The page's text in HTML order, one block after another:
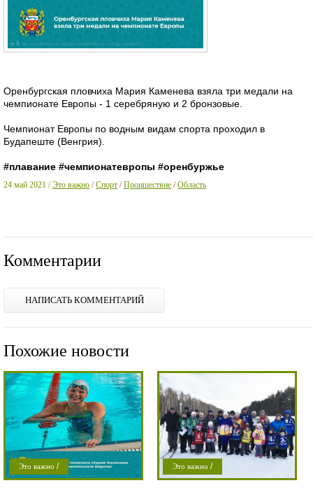
Оренбургская пловчиха Мария Каменева взяла три медали на
чемпионате Европы - 1 серебряную и 2 бронзовые.
Чемпионат Европы по водным видам спорта проходил в
Будапеште (Венгрия).
#плавание #чемпионатевропы #оренбуржье
24 май 2021 / Это важно /Спорт /Проишествие /Область
Комментарии
НАПИСАТЬ КОММЕНТАРИЙ
Похожие новости
Это важно /
Спорт/
Это важно /
Спорт/